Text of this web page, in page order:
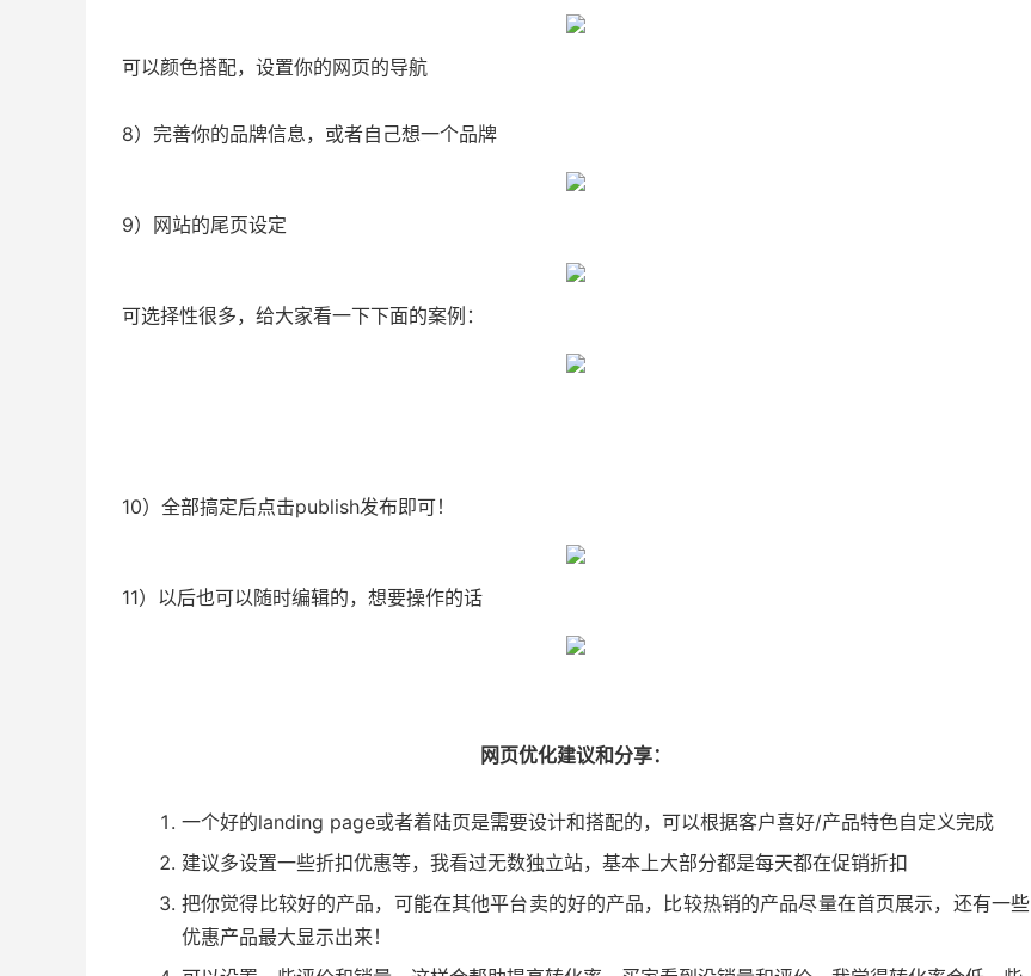
可以颜色搭配，设置你的网页的导航
8）完善你的品牌信息，或者自己想一个品牌
9）网站的尾页设定
可选择性很多，给大家看一下下面的案例：
10）全部搞定后点击publish发布即可！
11）以后也可以随时编辑的，想要操作的话
网页优化建议和分享：
一个好的landing page或者着陆页是需要设计和搭配的，可以根据客户喜好/产品特色自定义完成
建议多设置一些折扣优惠等，我看过无数独立站，基本上大部分都是每天都在促销折扣
把你觉得比较好的产品，可能在其他平台卖的好的产品，比较热销的产品尽量在首页展示，还有一些
优惠产品最大显示出来！